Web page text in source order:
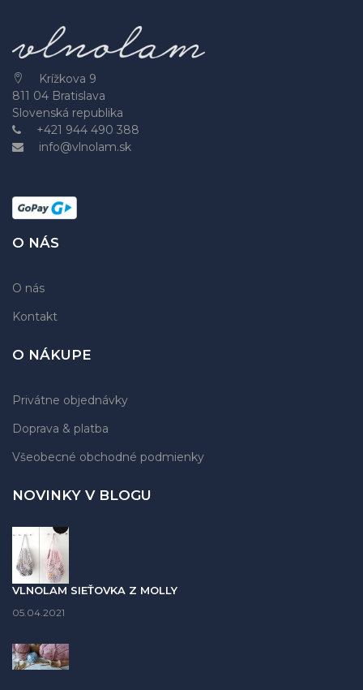
Krížkova 9
811 04 Bratislava
Slovenská republika
+421 944 490 388
info@vlnolam.sk
O NÁS
O nás
Kontakt
O NÁKUPE
Privátne objednávky
Doprava & platba
Všeobecné obchodné podmienky
NOVINKY V BLOGU
VLNOLAM SIEŤOVKA Z MOLLY
05.04.2021